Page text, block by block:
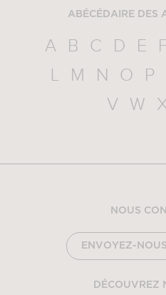
ABÉCÉDAIRE DES
A B C D E F
L
M N O P
V
W
NOUS
ENVOYEZ-
DÉCOUVREZ